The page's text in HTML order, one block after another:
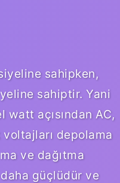
sahipken,
sahiptir. Yani
watt açısından AC,
depolama
ve dağıtma
güçlüdür ve